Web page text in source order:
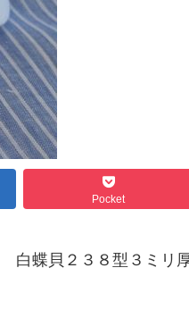
Pocket
蝶貝２３８型３ミリ